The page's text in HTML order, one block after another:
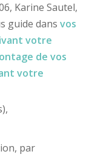
Karine Sautel,
guide dans vos
votre
de vos
votre
par